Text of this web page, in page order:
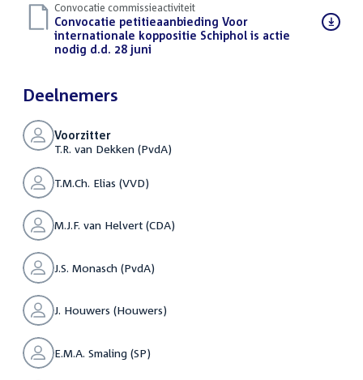
Convocatie commissieactiviteit
Download
bestand:
Convocatie petitieaanbieding Voor
internationale koppositie Schiphol is actie
nodig d.d. 28 juni
Deelnemers
Voorzitter
T.R. van Dekken (PvdA)
T.M.Ch. Elias (VVD)
M.J.F. van Helvert (CDA)
J.S. Monasch (PvdA)
J. Houwers (Houwers)
E.M.A. Smaling (SP)